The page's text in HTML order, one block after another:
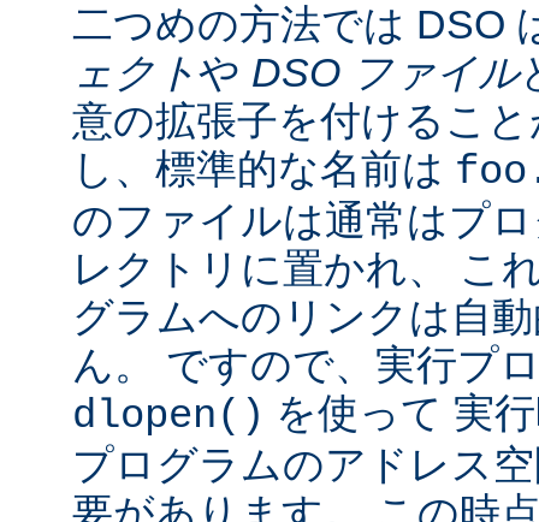
二つめの方法では DSO
ェクトや DSO ファイル
意の拡張子を付けるこ
し、標準的な名前は
のファイルは通常はプ
レクトリに置かれ、 こ
グラムへのリンクは自
ん。 ですので、実行プ
dlopen() を使って 実
プログラムのアドレス